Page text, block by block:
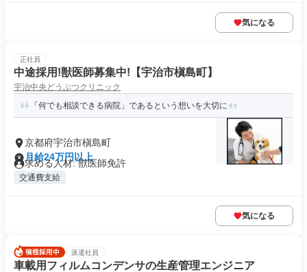
気になる
正社員
中途採用!獣医師募集中!【宇治市槇島町】
宇治中央どうぶつクリニック
「何でも相談できる病院」であるという想いを大切に
京都府宇治市槇島町
月給24万円以上
求める人材: 獣医師免許
交通費支給
気になる
派遣社員
車載用フィルムコンデンサの生産管理エンジニア